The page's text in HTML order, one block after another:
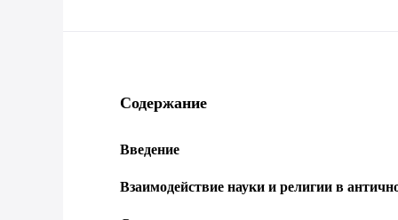
Содержание
Введение
Взаимодействие науки и религии в